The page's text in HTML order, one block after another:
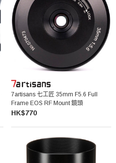
7artisans 七工匠 35mm F5.6 Full
Frame EOS RF Mount 鏡頭
HK$770